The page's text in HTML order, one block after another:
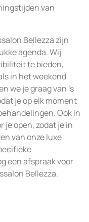
van
Bellezza zijn
agenda. Wij
te bieden,
in het weekend
we je graag van ’s
je op elk moment
Ook in
je open, zodat je in
van onze luxe
een afspraak voor
Bellezza.